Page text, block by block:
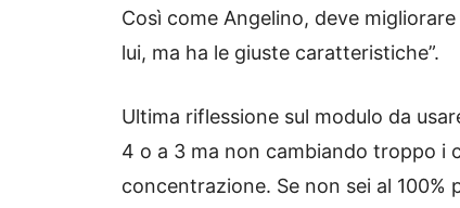
Così come Angelino, deve
lui, ma ha le giuste caratteristiche”.
Ultima riflessione sul modulo da
4 o a 3 ma non cambiando troppo i
concentrazione. Se non sei al